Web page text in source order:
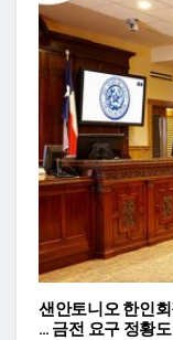
샌안토니오 한인
… 금전 요구 정황도